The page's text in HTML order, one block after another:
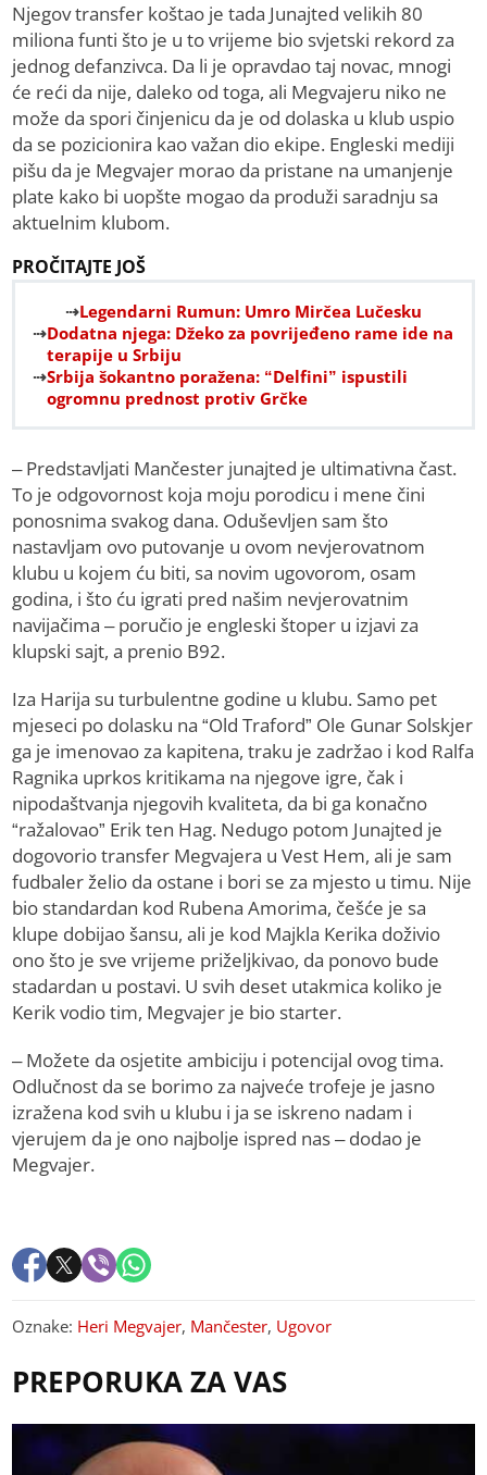
Njegov transfer koštao je tada Junajted velikih 80
miliona funti što je u to vrijeme bio svjetski rekord za
jednog defanzivca. Da li je opravdao taj novac, mnogi
će reći da nije, daleko od toga, ali Megvajeru niko ne
može da spori činjenicu da je od dolaska u klub uspio
da se pozicionira kao važan dio ekipe. Engleski mediji
pišu da je Megvajer morao da pristane na umanjenje
plate kako bi uopšte mogao da produži saradnju sa
aktuelnim klubom.
PROČITAJTE JOŠ
Legendarni Rumun: Umro Mirčea Lučesku
Dodatna njega: Džeko za povrijeđeno rame ide na
terapije u Srbiju
Srbija šokantno poražena: “Delfini” ispustili
ogromnu prednost protiv Grčke
– Predstavljati Mančester junajted je ultimativna čast.
To je odgovornost koja moju porodicu i mene čini
ponosnima svakog dana. Oduševljen sam što
nastavljam ovo putovanje u ovom nevjerovatnom
klubu u kojem ću biti, sa novim ugovorom, osam
godina, i što ću igrati pred našim nevjerovatnim
navijačima – poručio je engleski štoper u izjavi za
klupski sajt, a prenio B92.
Iza Harija su turbulentne godine u klubu. Samo pet
mjeseci po dolasku na “Old Traford” Ole Gunar Solskjer
ga je imenovao za kapitena, traku je zadržao i kod Ralfa
Ragnika uprkos kritikama na njegove igre, čak i
nipodaštvanja njegovih kvaliteta, da bi ga konačno
“ražalovao” Erik ten Hag. Nedugo potom Junajted je
dogovorio transfer Megvajera u Vest Hem, ali je sam
fudbaler želio da ostane i bori se za mjesto u timu. Nije
bio standardan kod Rubena Amorima, češće je sa
klupe dobijao šansu, ali je kod Majkla Kerika doživio
ono što je sve vrijeme priželjkivao, da ponovo bude
stadardan u postavi. U svih deset utakmica koliko je
Kerik vodio tim, Megvajer je bio starter.
– Možete da osjetite ambiciju i potencijal ovog tima.
Odlučnost da se borimo za najveće trofeje je jasno
izražena kod svih u klubu i ja se iskreno nadam i
vjerujem da je ono najbolje ispred nas – dodao je
Megvajer.
Oznake: Heri Megvajer, Mančester, Ugovor
PREPORUKA ZA VAS